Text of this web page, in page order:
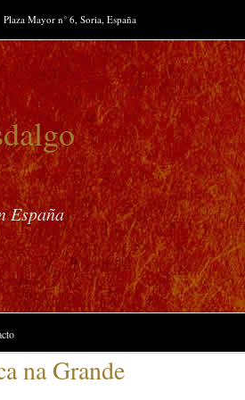
Plaza Mayor n° 6, Soria, España
España
na Grande